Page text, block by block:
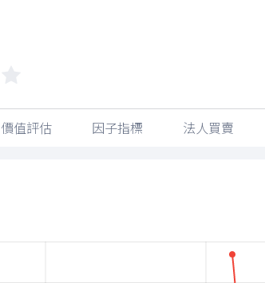
價值評估 因子指標 法人買賣